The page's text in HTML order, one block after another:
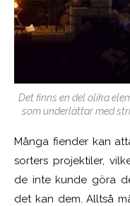
Det finns en del olika
som underlättar med
Många fiender kan
sorters projektiler,
de inte kunde göra
det kan dem. Alltså